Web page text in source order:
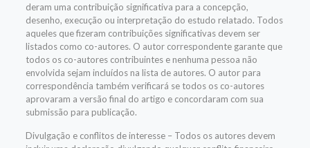
deram uma contribuição significativa para a concepção,
desenho, execução ou interpretação do estudo relatado. Todos
aqueles que fizeram contribuições significativas devem ser
listados como co-autores. O autor correspondente garante que
todos os co-autores contribuintes e nenhuma pessoa não
envolvida sejam incluídos na lista de autores. O autor para
correspondência também verificará se todos os co-autores
aprovaram a versão final do artigo e concordaram com sua
submissão para publicação.
Divulgação e conflitos de interesse – Todos os autores devem